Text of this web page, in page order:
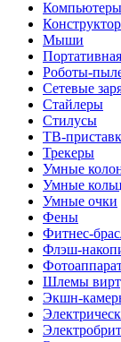
Компьютеры
Мыши
Роботы-
Сетевые
Стайлеры
Стилусы
ТВ-
Трекеры
Умные
Умные
Умные очки
Фены
Фитнес-
Флэш-
Шлемы
Экшн-